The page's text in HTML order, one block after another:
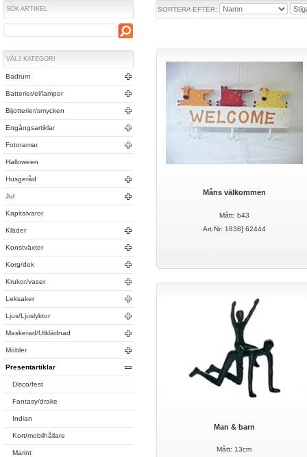
SÖK ARTIKEL
VÄLJ KATEGORI
Badrum
Batterier/el/lampor
Bijotterier/smycken
Engångsartiklar
Fotoramar
Halloween
Husgeråd
Jul
Kapitalvaror
Kläder
Konstväxter
Korg/dek
Krukor/vaser
Leksaker
Ljus/Ljuslyktor
Maskerad/Utklädnad
Möbler
Presentartiklar
Disco/fest
Fantasy/drake
Indian
Kort/mobilhållare
Marint
SORTERA EFTER:
Måns välkommen
Mått: b43
Art.Nr: 1838] 62444
Man & barn
Mått: 13cm